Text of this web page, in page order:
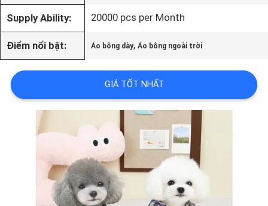
LIÊN
HỆ
CHÚNG
TÔI
Supply Ability: 20000 pcs per Month
Điểm nổi bật: Áo bông dày,Áo bông ngoài trời
GIÁ TỐT NHẤT